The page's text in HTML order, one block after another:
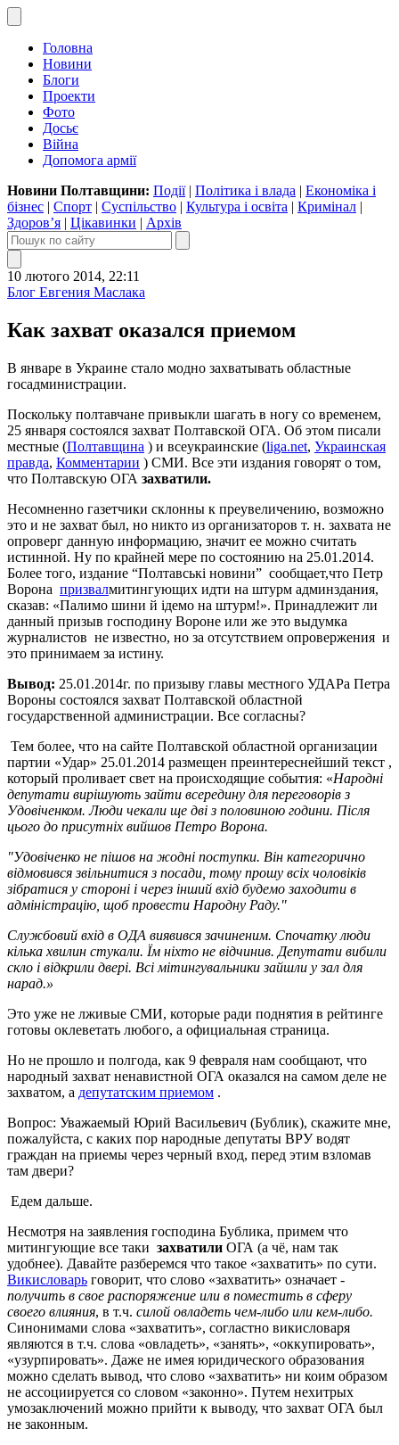
Головна
Новини
Блоги
Проекти
Фото
Досьє
Війна
Допомога армії
Новини Полтавщини: Події| Політика і влада | Економіка і
бізнес | Спорт | Суспільство | Культура і освіта | Кримінал |
Здоров’я | Цікавинки | Архів
10 лютого 2014, 22:11
Блог Евгения Маслака
Как захват оказался приемом
В январе в Украине стало модно захватывать областные
госадминистрации.
Поскольку полтавчане привыкли шагать в ногу со временем,
25 января состоялся захват Полтавской ОГА. Об этом писали
местные (Полтавщина ) и всеукраинские (liga.net, Украинская
правда, Комментарии ) СМИ. Все эти издания говорят о том,
что Полтавскую ОГА захватили.
Несомненно газетчики склонны к преувеличению, возможно
это и не захват был, но никто из организаторов т. н. захвата не
опроверг данную информацию, значит ее можно считать
истинной. Ну по крайней мере по состоянию на 25.01.2014.
Более того, издание “Полтавські новини” сообщает,что Петр
Ворона призвалмитингующих идти на штурм админздания,
сказав: «Палимо шини й ідемо на штурм!». Принадлежит ли
данный призыв господину Вороне или же это выдумка
журналистов не известно, но за отсутствием опровержения и
это принимаем за истину.
Вывод: 25.01.2014г. по призыву главы местного УДАРа Петра
Вороны состоялся захват Полтавской областной
государственной администрации. Все согласны?
Тем более, что на сайте Полтавской областной организации
партии «Удар» 25.01.2014 размещен преинтереснейший текст ,
который проливает свет на происходящие события: «Народні
депутати вирішують зайти всередину для переговорів з
Удовіченком. Люди чекали ще дві з половиною години. Після
цього до присутніх вийшов Петро Ворона.
"Удовіченко не пішов на жодні поступки. Він категорично
відмовився звільнитися з посади, тому прошу всіх чоловіків
зібратися у стороні і через інший вхід будемо заходити в
адміністрацію, щоб провести Народну Раду."
Службовий вхід в ОДА виявився зачиненим. Спочатку люди
кілька хвилин стукали. Їм ніхто не відчинив. Депутати вибили
скло і відкрили двері. Всі мітингувальники зайшли у зал для
нарад.»
Это уже не лживые СМИ, которые ради поднятия в рейтинге
готовы оклеветать любого, а официальная страница.
Но не прошло и полгода, как 9 февраля нам сообщают, что
народный захват ненавистной ОГА оказался на самом деле не
захватом, а депутатским приемом .
Вопрос: Уважаемый Юрий Васильевич (Бублик), скажите мне,
пожалуйста, с каких пор народные депутаты ВРУ водят
граждан на приемы через черный вход, перед этим взломав
там двери?
Едем дальше.
Несмотря на заявления господина Бублика, примем что
митингующие все таки захватили ОГА (а чё, нам так
удобнее). Давайте разберемся что такое «захватить» по сути.
Викисловарь говорит, что слово «захватить» означает -
получить в свое распоряжение или в поместить в сферу
своего влияния, в т.ч. силой овладеть чем-либо или кем-либо.
Синонимами слова «захватить», согластно викисловаря
являются в т.ч. слова «овладеть», «занять», «оккупировать»,
«узурпировать». Даже не имея юридического образования
можно сделать вывод, что слово «захватить» ни коим образом
не ассоциируется со словом «законно». Путем нехитрых
умозаключений можно прийти к выводу, что захват ОГА был
не законным.